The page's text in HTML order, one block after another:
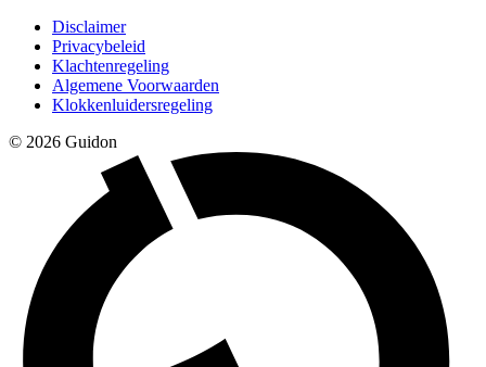
Disclaimer
Privacybeleid
Klachtenregeling
Algemene Voorwaarden
Klokkenluidersregeling
© 2026 Guidon